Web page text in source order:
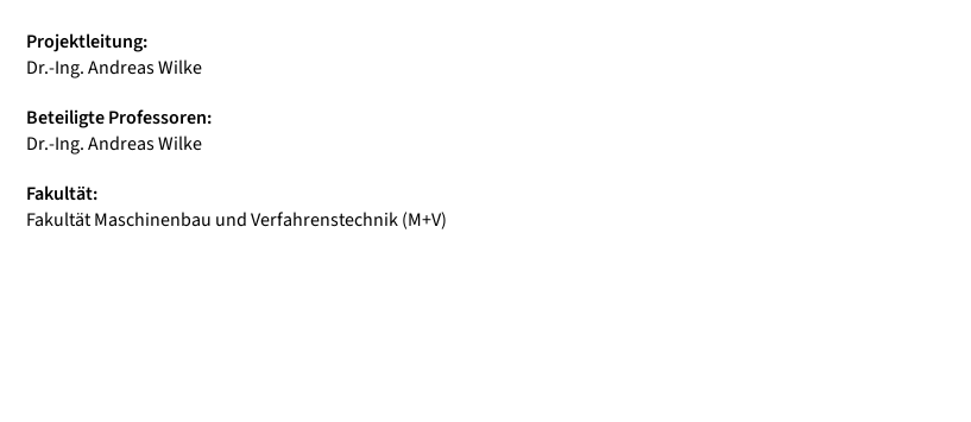
Projektleitung:
Dr.-Ing. Andreas Wilke
Beteiligte Professoren:
Dr.-Ing. Andreas Wilke
Fakultät:
Fakultät Maschinenbau und Verfahrenstechnik (M+V)